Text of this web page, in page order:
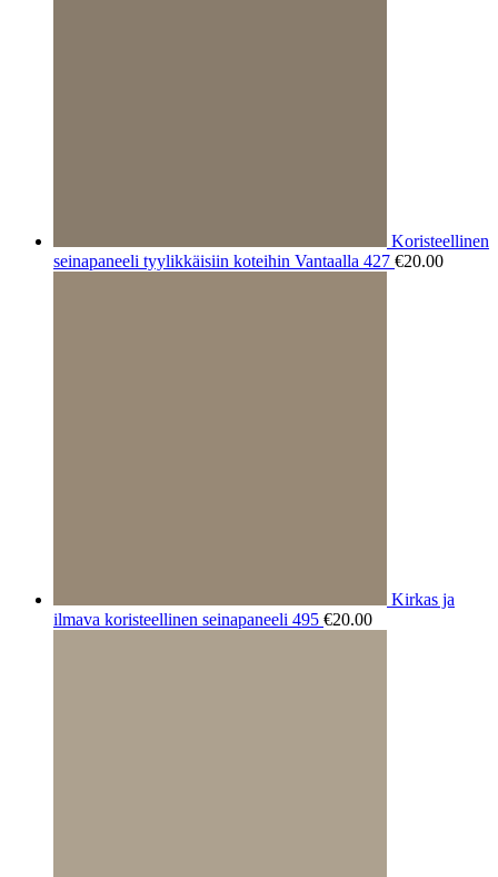
Koristeellinen
seinapaneeli tyylikkäisiin koteihin Vantaalla 427 €20.00
Kirkas ja
ilmava koristeellinen seinapaneeli 495 €20.00